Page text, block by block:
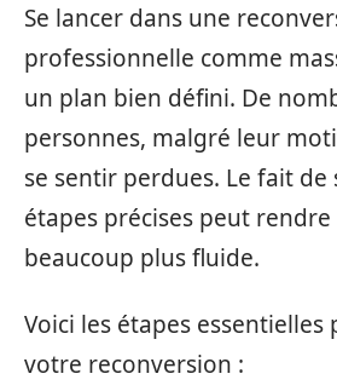
Se lancer dans une
professionnelle comme
un plan bien défini. De
personnes, malgré leur
se sentir perdues. Le fait de
étapes précises peut rendre
beaucoup plus fluide.
Voici les étapes
votre reconversion :